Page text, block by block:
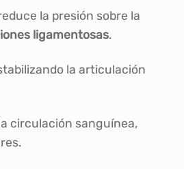
la presión sobre la
ligamentosas.
la articulación
circulación sanguínea,